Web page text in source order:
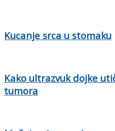
Kucanje srca u stomaku
Kako ultrazvuk dojke
tumora